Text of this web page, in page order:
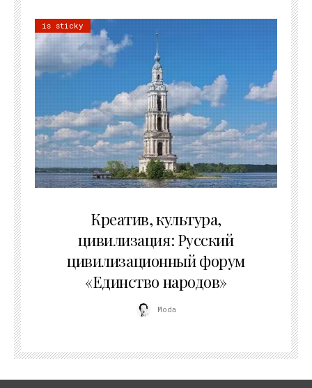
is sticky
Креатив, культура,
цивилизация: Русский
цивилизационный форум
«Единство народов»
Moda